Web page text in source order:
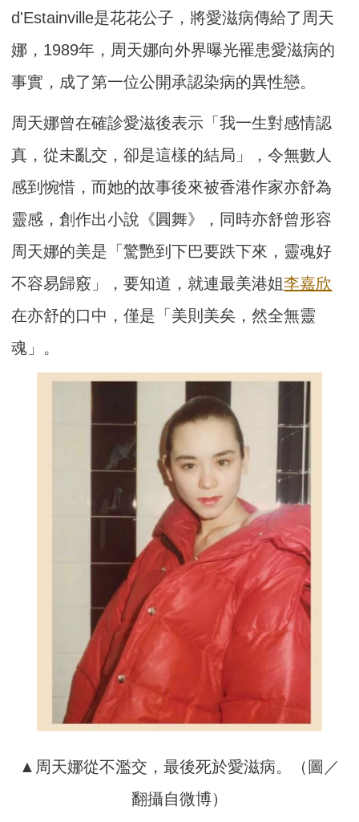
d'Estainville是花花公子，將愛滋病傳給了周天
娜，1989年，周天娜向外界曝光罹患愛滋病的
事實，成了第一位公開承認染病的異性戀。
周天娜曾在確診愛滋後表示「我一生對感情認
真，從未亂交，卻是這樣的結局」，令無數人
感到惋惜，而她的故事後來被香港作家亦舒為
靈感，創作出小說《圓舞》，同時亦舒曾形容
周天娜的美是「驚艷到下巴要跌下來，靈魂好
不容易歸竅」，要知道，就連最美港姐李嘉欣
在亦舒的口中，僅是「美則美矣，然全無靈
魂」。
▲周天娜從不濫交，最後死於愛滋病。（圖／
翻攝自微博）